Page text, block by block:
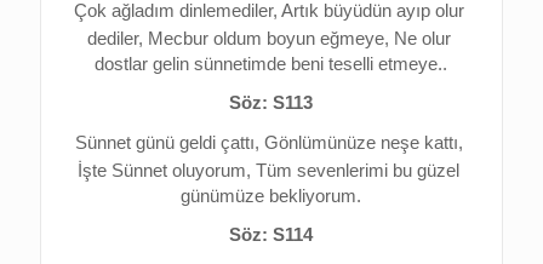
Çok ağladım dinlemediler, Artık büyüdün ayıp olur
dediler, Mecbur oldum boyun eğmeye, Ne olur
dostlar gelin sünnetimde beni teselli etmeye..
Söz: S113
Sünnet günü geldi çattı,
İşte Sünnet oluyorum, Tüm sevenlerimi bu güzel
günümüze bekliyorum.
Söz: S114